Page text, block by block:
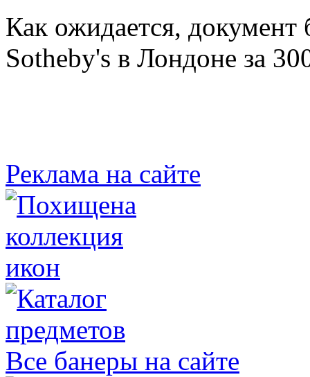
Как ожидается, документ
Sotheby's в Лондоне за
Реклама на сайте
Все банеры на сайте